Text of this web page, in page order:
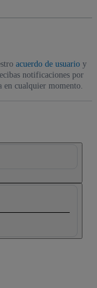
acuerdo de usuarioy
notificaciones por
en cualquier momento.